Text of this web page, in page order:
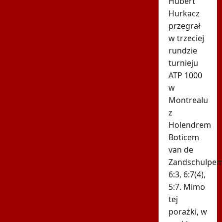
Hurkacz
przegrał
w trzeciej
rundzie
turnieju
ATP 1000
w
Montrealu
z
Holendrem
Boticem
van de
6:3, 6:7(4),
5:7. Mimo
tej
porażki, w